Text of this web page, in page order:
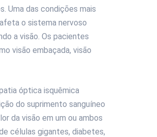
Uma das condições mais
o sistema nervoso
a visão. Os pacientes
visão embaçada, visão
óptica isquêmica
do suprimento sanguíneo
da visão em um ou ambos
células gigantes, diabetes,